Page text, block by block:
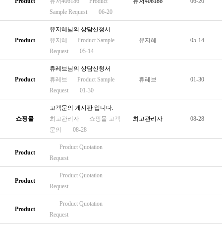
Sample Request
06-20
Product
유지혜님의 상담신청서
유지혜
Product Sample
Request
05-14
유지혜 05-14
Product
휴레브님의 상담신청서
휴레브
Product Sample
Request
01-30
휴레브 01-30
쇼핑몰
고객문의 게시판 입니다.
최고관리자
쇼핑몰 고객
문의
08-28
최고관리자 08-28
Product
Product Quotation
Request
Product
Product Quotation
Request
Product
Product Quotation
Request